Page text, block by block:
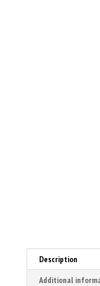
Description
Additional